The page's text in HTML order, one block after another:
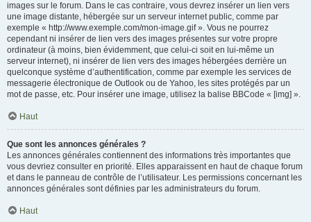
images sur le forum. Dans le cas contraire, vous devrez insérer un lien vers
une image distante, hébergée sur un serveur internet public, comme par
exemple « http://www.exemple.com/mon-image.gif ». Vous ne pourrez
cependant ni insérer de lien vers des images présentes sur votre propre
ordinateur (à moins, bien évidemment, que celui-ci soit en lui-même un
serveur internet), ni insérer de lien vers des images hébergées derrière un
quelconque système d’authentification, comme par exemple les services de
messagerie électronique de Outlook ou de Yahoo, les sites protégés par un
mot de passe, etc. Pour insérer une image, utilisez la balise BBCode « [img] ».
Haut
Que sont les annonces générales ?
Les annonces générales contiennent des informations très importantes que
vous devriez consulter en priorité. Elles apparaissent en haut de chaque forum
et dans le panneau de contrôle de l’utilisateur. Les permissions concernant les
annonces générales sont définies par les administrateurs du forum.
Haut